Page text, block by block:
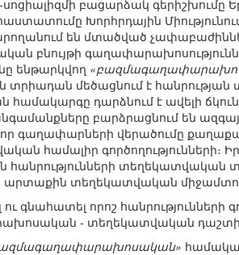
բացարձակ գերիշխումը
Խորհրդային
են մտածված
բնույթի
ենթարկվող
տրիադան մեծացնում է հանրության
դարձնում է ավելի
բարձրացնում են
գաղափարների վերածումը
համալիր գործողությունների։
հանրությունների տեղեկատվական
արտաքին տեղեկատվական
որոշ հանրությունների
- տեղեկատվական դաշտի